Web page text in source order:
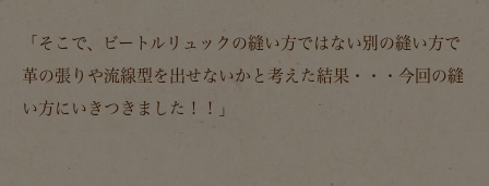
「そこで、ビートルリュックの縫い方ではない別の縫い方で
革の張りや流線型を出せないかと考えた結果・・・今回の縫
い方にいきつきました！！」